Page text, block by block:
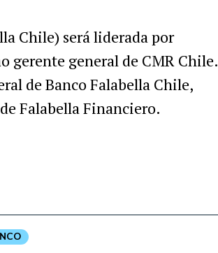
Chile) será liderada por
gerente general de CMR Chile.
de Banco Falabella Chile,
Falabella Financiero.